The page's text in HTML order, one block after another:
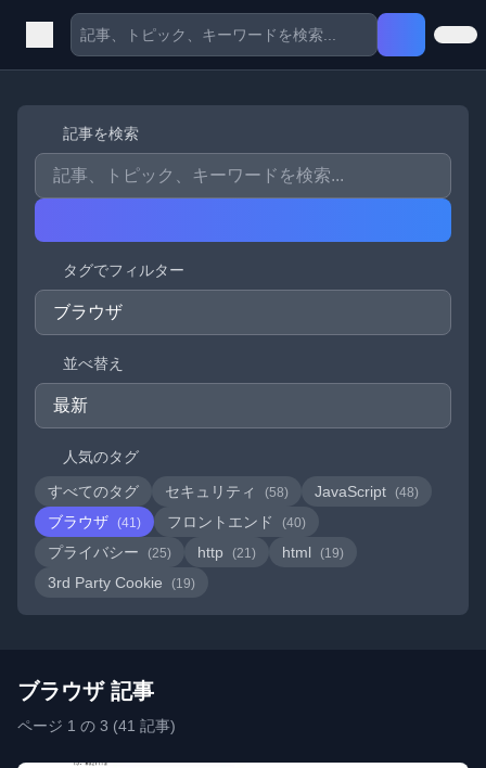
記事を検索
タグでフィルター
並べ替え
人気のタグ
すべてのタグ
セキュリティ (58) JavaScript (48)
ブラウザ (41) フロントエンド (40)
プライバシー (25) http (21) html (19)
3rd Party Cookie (19)
ブラウザ 記事
ページ 1 の 3 (41 記事)